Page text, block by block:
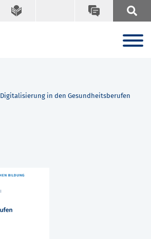
Digitalisierung in den Gesundheitsberufen